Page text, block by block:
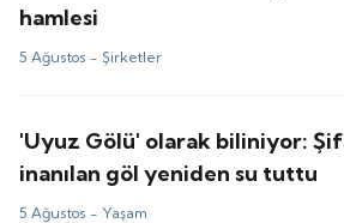
hamlesi
5 Ağustos - Şirketler
'Uyuz Gölü' olarak biliniyor:
inanılan göl yeniden su tuttu
5 Ağustos - Yaşam